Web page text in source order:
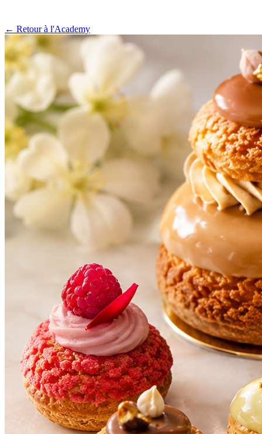
← Retour à l'Academy